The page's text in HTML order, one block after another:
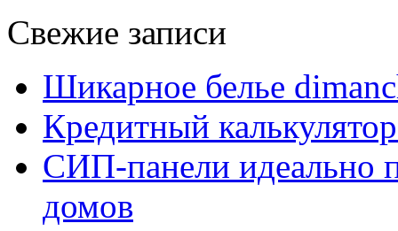
Свежие записи
Шикарное белье
Кредитный
СИП-панели идеально
домов